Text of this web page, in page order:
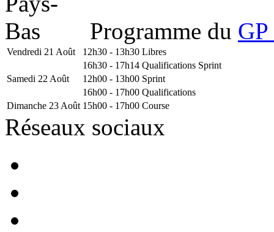
Programme du
Vendredi 21 Août 12h30 - 13h30 Libres
16h30 - 17h14 Qualifications Sprint
Samedi 22 Août
12h00 - 13h00 Sprint
16h00 - 17h00 Qualifications
Dimanche 23 Août 15h00 - 17h00 Course
Réseaux sociaux